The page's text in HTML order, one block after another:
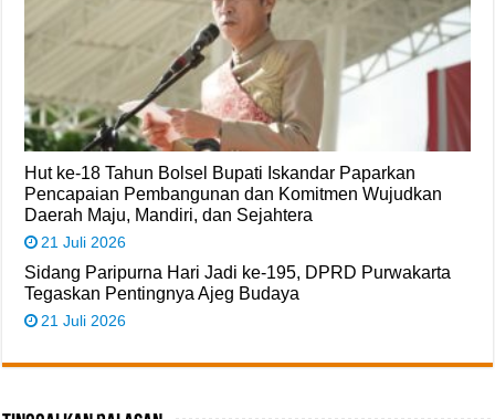
Hut ke-18 Tahun Bolsel Bupati Iskandar Paparkan
Pencapaian Pembangunan dan Komitmen Wujudkan
Daerah Maju, Mandiri, dan Sejahtera
21 Juli 2026
Sidang Paripurna Hari Jadi ke-195, DPRD Purwakarta
Tegaskan Pentingnya Ajeg Budaya
21 Juli 2026